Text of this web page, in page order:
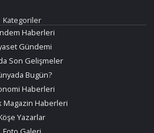
Kategoriler
Haberleri
Gündemi
Son Gelişmeler
Bugün?
Haberleri
Magazin Haberleri
Yazarlar